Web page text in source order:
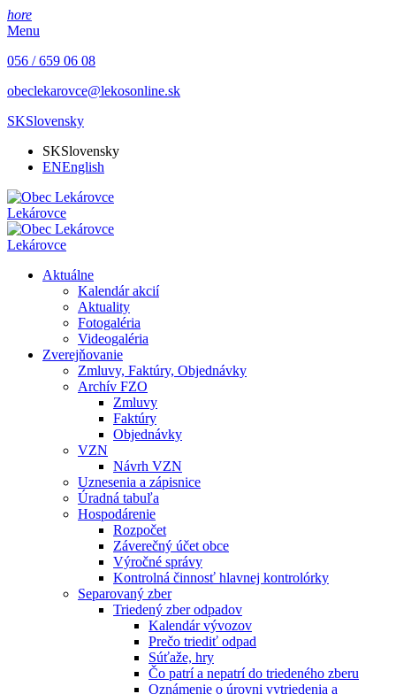
hore
Menu
056 / 659 06 08
obeclekarovce@lekosonline.sk
SKSlovensky
SKSlovensky
ENEnglish
Lekárovce
Lekárovce
Aktuálne
Kalendár akcií
Aktuality
Fotogaléria
Videogaléria
Zverejňovanie
Zmluvy, Faktúry, Objednávky
Archív FZO
Zmluvy
Faktúry
Objednávky
VZN
Návrh VZN
Uznesenia a zápisnice
Úradná tabuľa
Hospodárenie
Rozpočet
Záverečný účet obce
Výročné správy
Kontrolná činnosť hlavnej kontrolórky
Separovaný zber
Triedený zber odpadov
Kalendár vývozov
Prečo triediť odpad
Súťaže, hry
Čo patrí a nepatrí do triedeného zberu
Oznámenie o úrovni vytriedenia a